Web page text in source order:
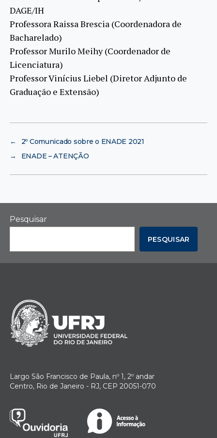
DAGE/IH
Professora Raissa Brescia (Coordenadora de
Bacharelado)
Professor Murilo Meihy (Coordenador de
Licenciatura)
Professor Vinícius Liebel (Diretor Adjunto de
Graduação e Extensão)
←
2º Comunicado sobre o ENADE 2021
→
ENADE – ATENÇÃO
Pesquisar
PESQUISAR
Largo São Francisco de Paula, nº 1, 2º andar
Centro, Rio de Janeiro - RJ, CEP 20051-070